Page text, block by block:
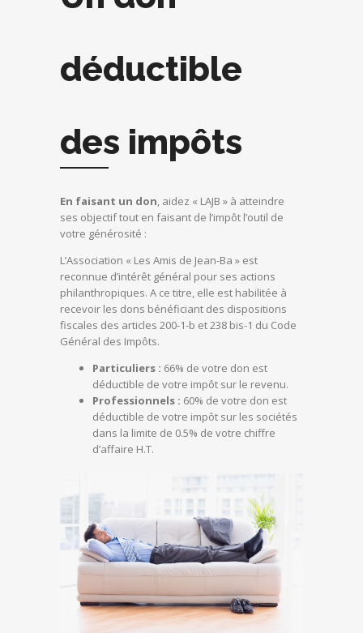
déductible
des impôts
En faisant un don, aidez « LAJB » à atteindre
ses objectif tout en faisant de l’impôt l’outil de
votre générosité :
L’Association « Les Amis de Jean-Ba » est
reconnue d’intérêt général pour ses actions
philanthropiques. A ce titre, elle est habilitée à
recevoir les dons bénéficiant des dispositions
fiscales des articles 200-1-b et 238 bis-1 du Code
Général des Impôts.
Particuliers : 66% de votre don est
déductible de votre impôt sur le revenu.
Professionnels : 60% de votre don est
déductible de votre impôt sur les sociétés
dans la limite de 0.5% de votre chiffre
d’affaire H.T.